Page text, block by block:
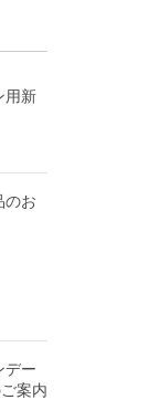
新
のお
ー
案内